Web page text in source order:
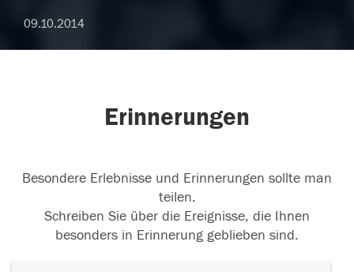
09.10.2014
Erinnerungen
Besondere Erlebnisse und Erinnerungen sollte man
teilen.
Schreiben Sie über die Ereignisse, die Ihnen
besonders in Erinnerung geblieben sind.